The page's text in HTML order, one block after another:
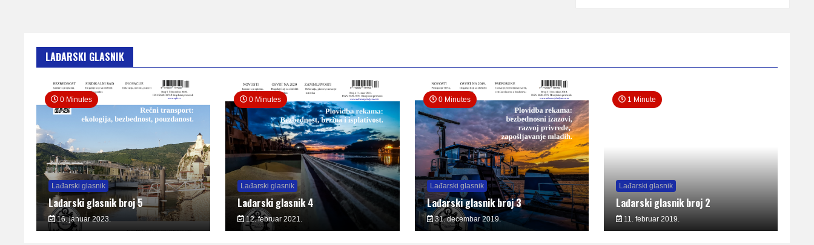
LAĐARSKI GLASNIK
0 Minutes
Lađarski glasnik
Lađarski glasnik broj 5
16. januar 2023.
0 Minutes
Lađarski glasnik
Lađarski glasnik 4
12. februar 2021.
0 Minutes
Lađarski glasnik
Lađarski glasnik broj 3
31. decembar 2019.
1 Minute
Lađarski glasnik
Lađarski glasnik broj 2
11. februar 2019.